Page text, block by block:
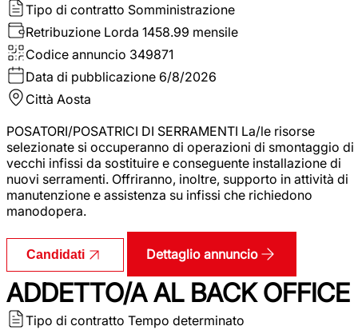
Tipo di contratto Somministrazione
Retribuzione Lorda 1458.99 mensile
Codice annuncio 349871
Data di pubblicazione 6/8/2026
Città Aosta
POSATORI/POSATRICI DI SERRAMENTI La/le risorse
selezionate si occuperanno di operazioni di smontaggio di
vecchi infissi da sostituire e conseguente installazione di
nuovi serramenti. Offriranno, inoltre, supporto in attività di
manutenzione e assistenza su infissi che richiedono
manodopera.
Candidati Dettaglio annuncio
ADDETTO/A AL BACK OFFICE
Tipo di contratto Tempo determinato